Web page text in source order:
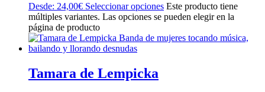
Desde: 24,00€ Seleccionar opciones Este producto tiene
múltiples variantes. Las opciones se pueden elegir en la
página de producto
Tamara de Lempicka